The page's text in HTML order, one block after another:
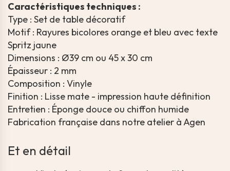
Caractéristiques techniques :
Type : Set de table décoratif
Motif : Rayures bicolores orange et bleu avec texte
Spritz jaune
Dimensions : Ø39 cm ou 45 x 30 cm
Épaisseur : 2 mm
Composition : Vinyle
Finition : Lisse mate - impression haute définition
Entretien : Éponge douce ou chiffon humide
Fabrication française dans notre atelier à Agen
Et en détail